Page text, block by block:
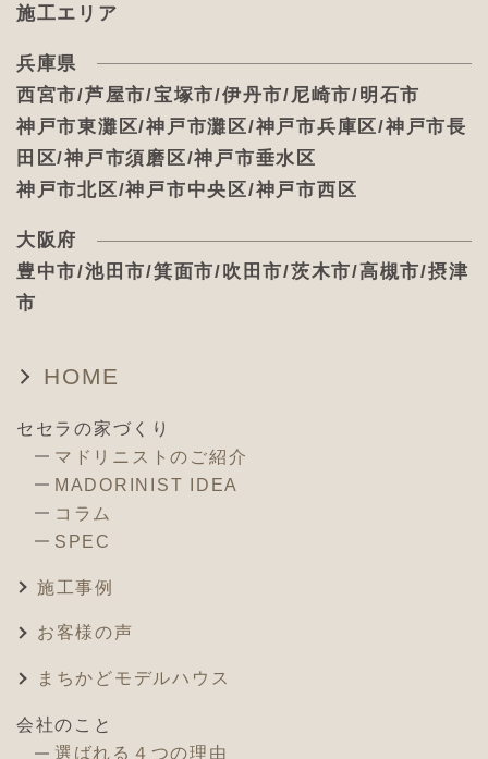
施工エリア
兵庫県
西宮市/芦屋市/宝塚市/伊丹市/尼崎市/明石市
神戸市東灘区/神戸市灘区/神戸市兵庫区/神戸市長
田区/神戸市須磨区/神戸市垂水区
神戸市北区/神戸市中央区/神戸市西区
大阪府
豊中市/池田市/箕面市/吹田市/茨木市/高槻市/摂津
市
HOME
セセラの家づくり
マドリニストのご紹介
MADORINIST IDEA
コラム
SPEC
施工事例
お客様の声
まちかどモデルハウス
会社のこと
選ばれる４つの理由